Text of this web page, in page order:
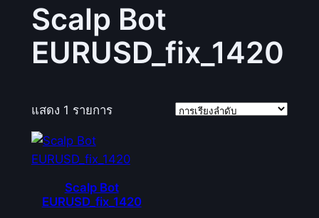
Scalp Bot
EURUSD_fix_1420
แสดง 1 รายการ
Scalp Bot
EURUSD_fix_1420